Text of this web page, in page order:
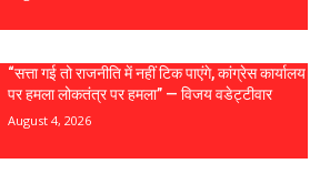
“सत्ता गई तो राजनीति में नहीं टिक पाएंगे, कांग्रेस कार्यालय
पर हमला लोकतंत्र पर हमला” — विजय वडेट्टीवार
August 4, 2026